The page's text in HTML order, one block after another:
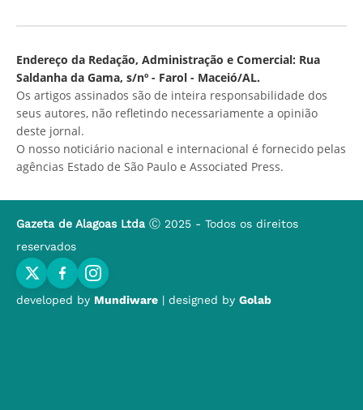
Endereço da Redação, Administração e Comercial: Rua
Saldanha da Gama, s/nº - Farol - Maceió/AL.
Os artigos assinados são de inteira responsabilidade dos
seus autores, não refletindo necessariamente a opinião
deste jornal.
O nosso noticiário nacional e internacional é fornecido pelas
agências Estado de São Paulo e Associated Press.
Gazeta de Alagoas Ltda Ⓒ 2025 - Todos os direitos
reservados
developed by Mundiware | designed by Golab